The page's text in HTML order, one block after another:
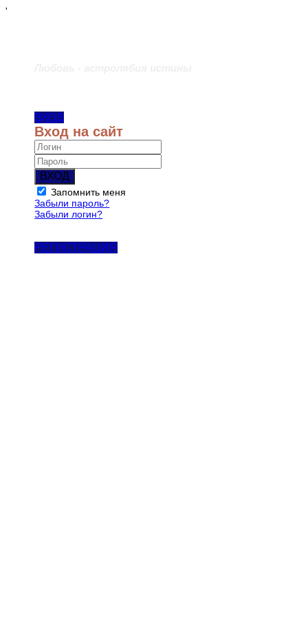
'
ВХОД
Вход на сайт
ВХОД
Запомнить меня
Забыли пароль?
Забыли логин?
РЕГИСТРАЦИЯ